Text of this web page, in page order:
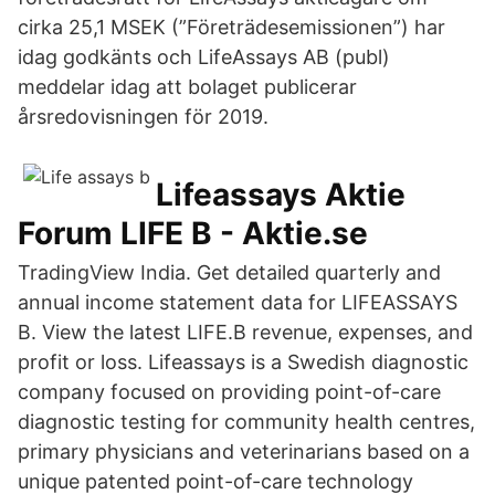
cirka 25,1 MSEK (”Företrädesemissionen”) har
idag godkänts och LifeAssays AB (publ)
meddelar idag att bolaget publicerar
årsredovisningen för 2019.
Lifeassays Aktie
Forum LIFE B - Aktie.se
TradingView India. Get detailed quarterly and
annual income statement data for LIFEASSAYS
B. View the latest LIFE.B revenue, expenses, and
profit or loss. Lifeassays is a Swedish diagnostic
company focused on providing point-of-care
diagnostic testing for community health centres,
primary physicians and veterinarians based on a
unique patented point-of-care technology